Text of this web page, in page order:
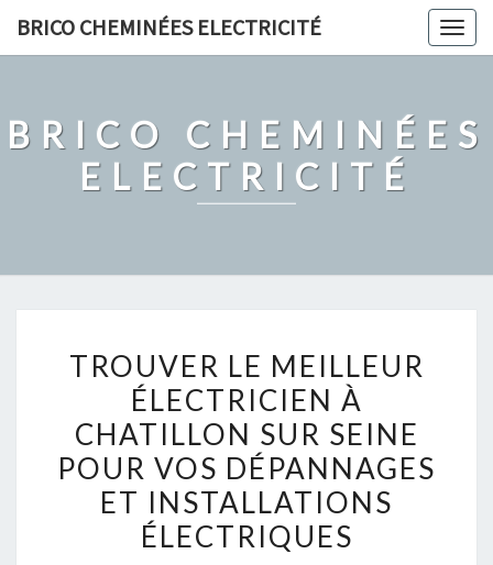
BRICO CHEMINÉES ELECTRICITÉ
BRICO CHEMINÉES
ELECTRICITÉ
LE
MEILLEUR
ÉLECTRICIEN
À
CHATILLON
SUR
SEINE
TROUVER LE MEILLEUR
ÉLECTRICIEN À
CHATILLON SUR SEINE
POUR VOS DÉPANNAGES
ET INSTALLATIONS
ÉLECTRIQUES